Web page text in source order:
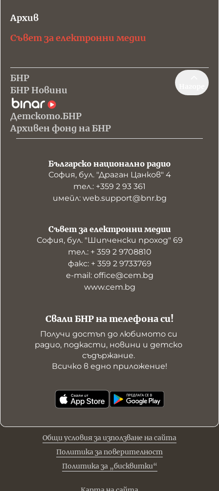
Архив
Съвет за електронни медии
БНР
БНР Новини
Детското.БНР
Архивен фонд на БНР
Българско национално радио
София, бул. "Драган Цанков" 4
тел.: +359 2 93 361
имейл: web.support@bnr.bg
Свали БНР на телефона си!
Получи достъп до любимото си
радио, подкасти, новини и детско
съдържание.
Всичко в едно приложение!
Съвет за електронни медии
София, бул. "Шипченски проход" 69
тел.: + 359 2 9708810
факс: + 359 2 9733769
е-mail: office@cem.bg
www.cem.bg
Общи условия за използване на сайта
Политика за поверителност
Политика за „бисквитки“